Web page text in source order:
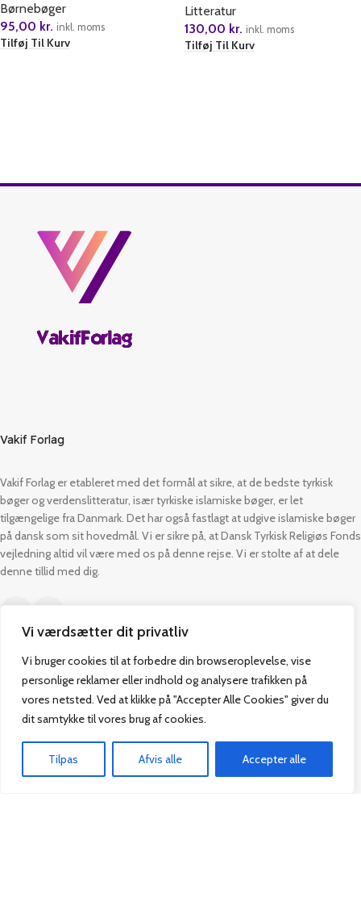
Vi værdsætter dit privatliv
Vi bruger cookies til at forbedre din browseroplevelse, vise
personlige reklamer eller indhold og analysere trafikken på
vores netsted. Ved at klikke på "Accepter Alle Cookies" giver du
dit samtykke til vores brug af cookies.
Tilpas Afvis alle Accepter alle
Børnebøger
95,00 kr. inkl. moms
Tilføj Til Kurv
Litteratur
130,00 kr. inkl. moms
Tilføj Til Kurv
Vakif Forlag
Vakif Forlag er etableret med det formål at sikre, at de bedste tyrkisk
bøger og verdenslitteratur, især tyrkiske islamiske bøger, er let
tilgængelige fra Danmark. Det har også fastlagt at udgive islamiske bøger
på dansk som sit hovedmål. Vi er sikre på, at Dansk Tyrkisk Religiøs Fonds
vejledning altid vil være med os på denne rejse. Vi er stolte af at dele
denne tillid med dig.
Kontakt
2600 Glostrup
CVR: 42813915
admin@vakifforlag.dk
Praktisk
Alle Bøger
Tilbud
Om os
Handelsbetingelser
Kontakt